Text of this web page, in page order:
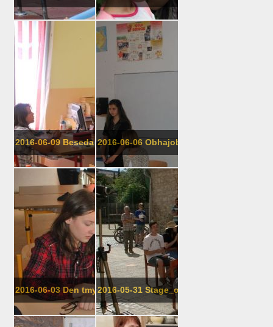
2016-06-09 Beseda o včelařství v 6. t...2016-06-06 Obhajoby absolventských
2016-06-03 Den tmy, 9. třída2016-05-31 Stage_one